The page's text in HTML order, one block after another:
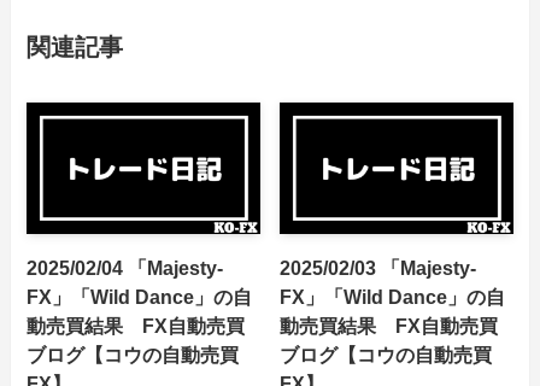
関連記事
2025/02/04 「Majesty-
FX」「Wild Dance」の自
動売買結果 FX自動売買
ブログ【コウの自動売買
2025/02/03 「Majesty-
FX」「Wild Dance」の自
動売買結果 FX自動売買
ブログ【コウの自動売買